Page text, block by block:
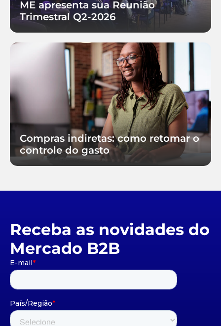
ME apresenta sua Reunião
Trimestral Q2-2026
Compras indiretas: como retomar o
controle do gasto
Receba as novidades do
Mercado B2B